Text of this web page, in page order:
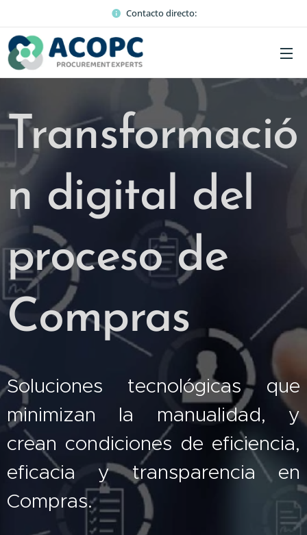
Contacto directo:
Transformació
n digital del
proceso de
Compras
Soluciones tecnológicas que
minimizan la manualidad, y
crean condiciones de eficiencia,
eficacia y transparencia en
Compras.